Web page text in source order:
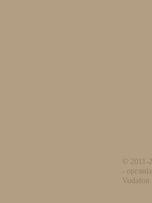
© 2011-
-
Vodafon